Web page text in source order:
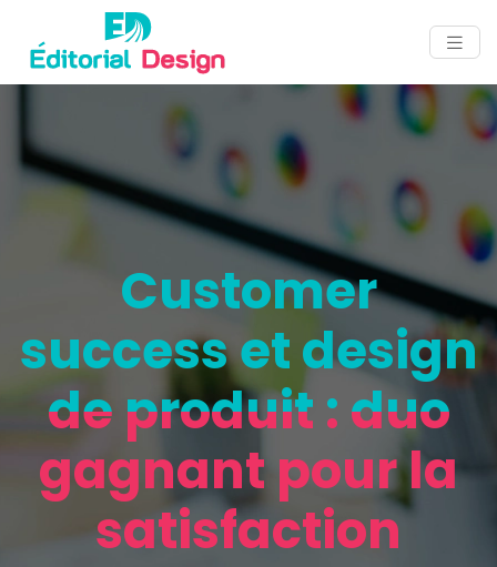
Customer
success et design
de produit : duo
gagnant pour la
satisfaction